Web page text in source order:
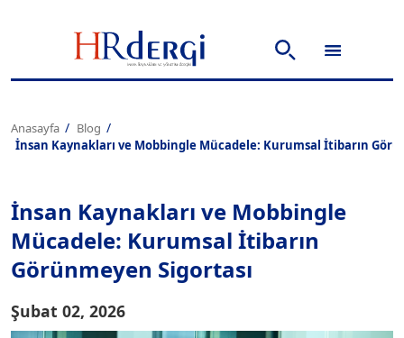
Anasayfa
Blog
İnsan Kaynakları ve Mobbingle Mücadele: Kurumsal İtibarın
İnsan Kaynakları ve Mobbingle
Mücadele: Kurumsal İtibarın
Görünmeyen Sigortası
Şubat 02, 2026